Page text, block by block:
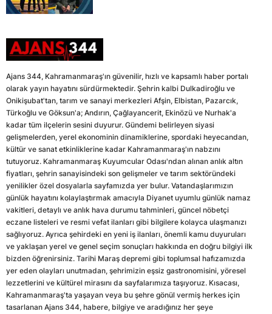
Ajans 344, Kahramanmaraş'ın güvenilir, hızlı ve kapsamlı haber portalı
olarak yayın hayatını sürdürmektedir. Şehrin kalbi Dulkadiroğlu ve
Onikişubat'tan, tarım ve sanayi merkezleri Afşin, Elbistan, Pazarcık,
Türkoğlu ve Göksun'a; Andırın, Çağlayancerit, Ekinözü ve Nurhak'a
kadar tüm ilçelerin sesini duyurur. Gündemi belirleyen siyasi
gelişmelerden, yerel ekonominin dinamiklerine, spordaki heyecandan,
kültür ve sanat etkinliklerine kadar Kahramanmaraş'ın nabzını
tutuyoruz. Kahramanmaraş Kuyumcular Odası'ndan alınan anlık altın
fiyatları, şehrin sanayisindeki son gelişmeler ve tarım sektöründeki
yenilikler özel dosyalarla sayfamızda yer bulur. Vatandaşlarımızın
günlük hayatını kolaylaştırmak amacıyla Diyanet uyumlu günlük namaz
vakitleri, detaylı ve anlık hava durumu tahminleri, güncel nöbetçi
eczane listeleri ve resmi vefat ilanları gibi bilgilere kolayca ulaşmanızı
sağlıyoruz. Ayrıca şehirdeki en yeni iş ilanları, önemli kamu duyuruları
ve yaklaşan yerel ve genel seçim sonuçları hakkında en doğru bilgiyi ilk
bizden öğrenirsiniz. Tarihi Maraş depremi gibi toplumsal hafızamızda
yer eden olayları unutmadan, şehrimizin eşsiz gastronomisini, yöresel
lezzetlerini ve kültürel mirasını da sayfalarımıza taşıyoruz. Kısacası,
Kahramanmaraş'ta yaşayan veya bu şehre gönül vermiş herkes için
tasarlanan Ajans 344, habere, bilgiye ve aradığınız her şeye